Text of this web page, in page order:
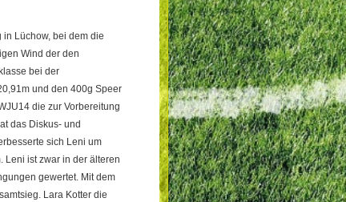
in Lüchow, bei dem die
Wind der den
bei der
und den 400g Speer
die zur Vorbereitung
das Diskus- und
sich Leni um
Leni ist zwar in der älteren
gewertet. Mit dem
Lara Kotter die